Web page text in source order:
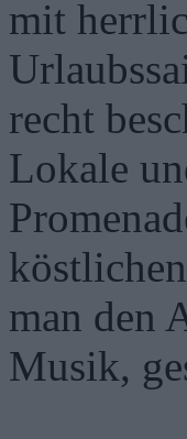
mit
recht
Lokale
man den
Musik,